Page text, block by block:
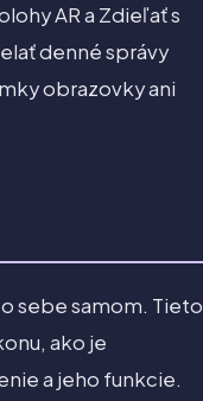
AR a Zdieľať s
denné správy
obrazovky ani
sebe samom. Tieto
ako je
a jeho funkcie.